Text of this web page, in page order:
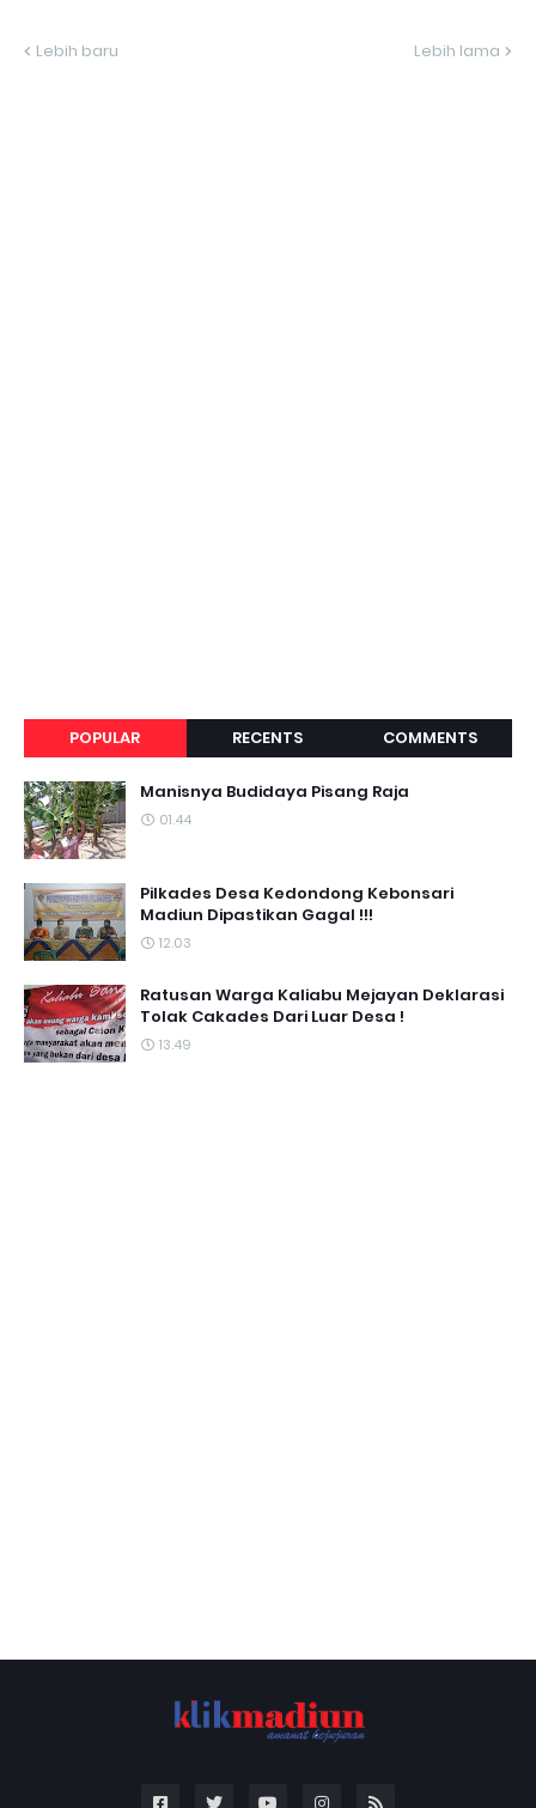
Lebih baru Lebih lama
POPULAR RECENTS COMMENTS
Manisnya Budidaya Pisang Raja
01.44
Pilkades Desa Kedondong Kebonsari
Madiun Dipastikan Gagal !!!
12.03
Ratusan Warga Kaliabu Mejayan Deklarasi
Tolak Cakades Dari Luar Desa !
13.49